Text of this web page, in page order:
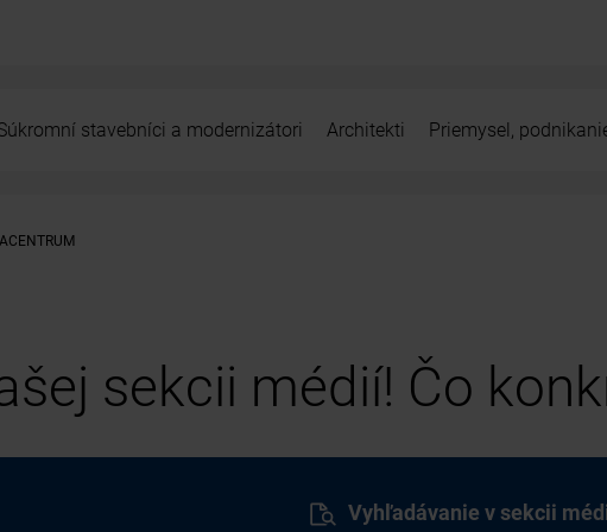
stavebníci a modernizátori Architekti Priemysel,
sekcii médií! Čo
Vyhľadávanie v sekcii